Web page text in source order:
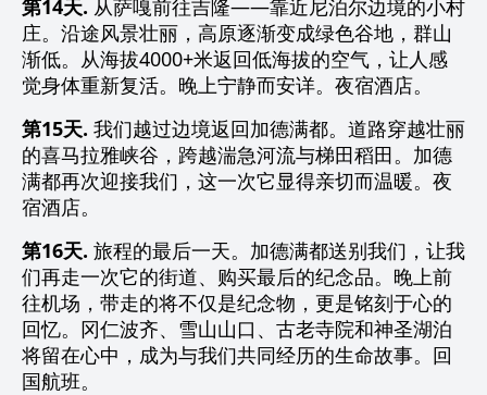
第14天. 从萨嘎前往吉隆——靠近尼泊尔边境的小村
庄。沿途风景壮丽，高原逐渐变成绿色谷地，群山
渐低。从海拔4000+米返回低海拔的空气，让人感
觉身体重新复活。晚上宁静而安详。夜宿酒店。
第15天. 我们越过边境返回加德满都。道路穿越壮丽
的喜马拉雅峡谷，跨越湍急河流与梯田稻田。加德
满都再次迎接我们，这一次它显得亲切而温暖。夜
宿酒店。
第16天. 旅程的最后一天。加德满都送别我们，让我
们再走一次它的街道、购买最后的纪念品。晚上前
往机场，带走的将不仅是纪念物，更是铭刻于心的
回忆。冈仁波齐、雪山山口、古老寺院和神圣湖泊
将留在心中，成为与我们共同经历的生命故事。回
国航班。